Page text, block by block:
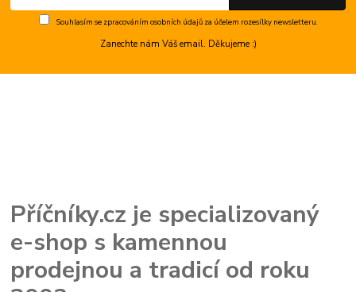
Souhlasím se zpracováním osobních údajůza účelem rozesílky newsletteru.
Zanechte nám Váš email. Děkujeme :)
Příčníky.cz je specializovaný
e-shop s kamennou
prodejnou a tradicí od roku